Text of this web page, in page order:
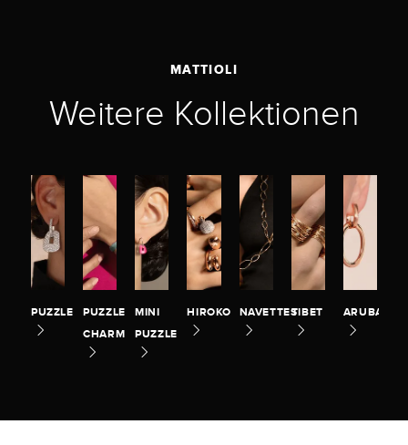
MATTIOLI
Weitere Kollektionen
PUZZLE
PUZZLE
CHARM
MINI
PUZZLE
HIROKO NAVETTESTIBET ARUBA